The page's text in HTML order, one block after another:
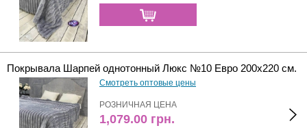
Покрывала Шарпей однотонный Люкс №10 Евро 200х220 см.
Смотреть оптовые цены
РОЗНИЧНАЯ ЦЕНА
1,079.00 грн.